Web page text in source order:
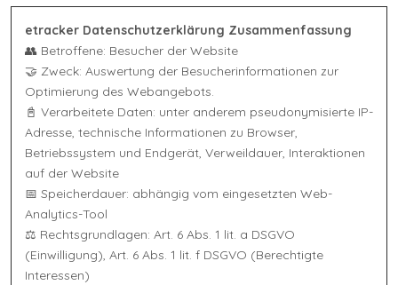
etracker Datenschutzerklärung Zusammenfassung
👥 Betroffene: Besucher der Website
🤝 Zweck: Auswertung der Besucherinformationen zur
Optimierung des Webangebots.
📓 Verarbeitete Daten: unter anderem pseudonymisierte IP-
Adresse, technische Informationen zu Browser,
Betriebssystem und Endgerät, Verweildauer, Interaktionen
auf der Website
📅 Speicherdauer: abhängig vom eingesetzten Web-
Analytics-Tool
⚖️ Rechtsgrundlagen: Art. 6 Abs. 1 lit. a DSGVO
(Einwilligung), Art. 6 Abs. 1 lit. f DSGVO (Berechtigte
Interessen)